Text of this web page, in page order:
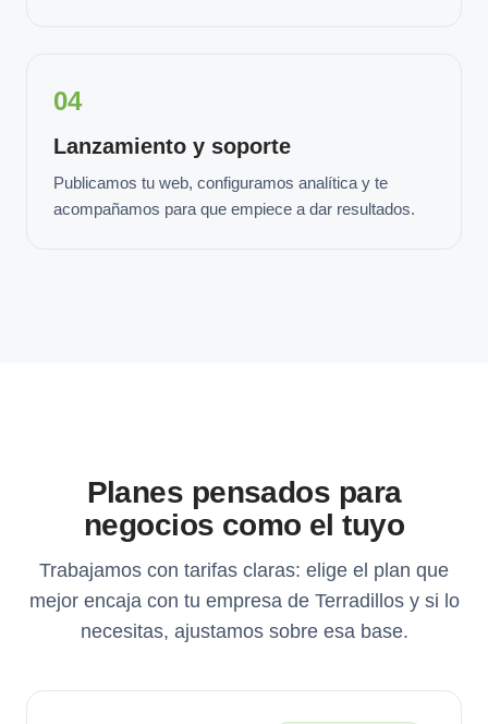
04
Lanzamiento y soporte
Publicamos tu web, configuramos analítica y te
acompañamos para que empiece a dar resultados.
Planes pensados para
negocios como el tuyo
Trabajamos con tarifas claras: elige el plan que
mejor encaja con tu empresa de Terradillos y si lo
necesitas, ajustamos sobre esa base.